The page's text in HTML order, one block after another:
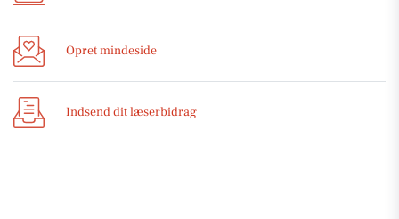
Opret mindeside
Indsend dit læserbidrag